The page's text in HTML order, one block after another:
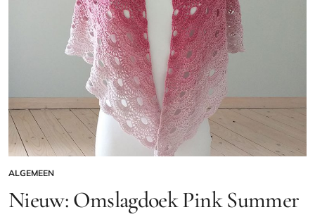
GEPLAATST
IN
ALGEMEEN
Nieuw: Omslagdoek Pink Summer